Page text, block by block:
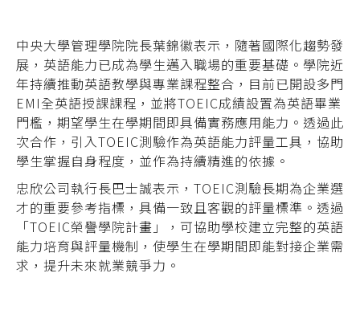
中央大學管理學院院長葉錦徽表示，隨著國際化趨勢發
展，英語能力已成為學生邁入職場的重要基礎。學院近
年持續推動英語教學與專業課程整合，目前已開設多門
EMI全英語授課課程，並將TOEIC成績設置為英語畢業
門檻，期望學生在學期間即具備實務應用能力。透過此
次合作，引入TOEIC測驗作為英語能力評量工具，協助
學生掌握自身程度，並作為持續精進的依據。
忠欣公司執行長巴士誠表示，TOEIC測驗長期為企業選
才的重要參考指標，具備一致且客觀的評量標準。透過
「TOEIC榮譽學院計畫」，可協助學校建立完整的英語
能力培育與評量機制，使學生在學期間即能對接企業需
求，提升未來就業競爭力。